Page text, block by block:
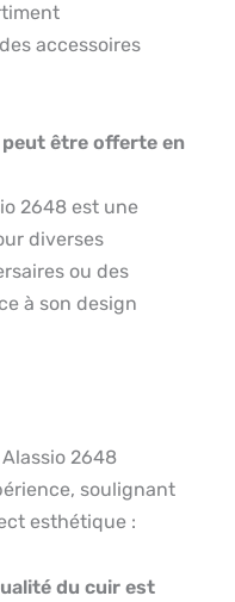
accessoires
être offerte en
2648 est une
diverses
ou des
à son design
2648
soulignant
esthétique :
du cuir est